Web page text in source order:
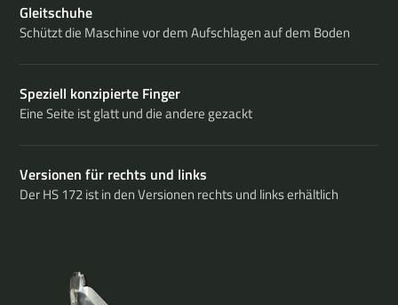
Gleitschuhe
Schützt die Maschine vor dem Aufschlagen auf dem Boden
Speziell konzipierte Finger
Eine Seite ist glatt und die andere gezackt
Versionen für rechts und links
Der HS 172 ist in den Versionen rechts und links erhältlich